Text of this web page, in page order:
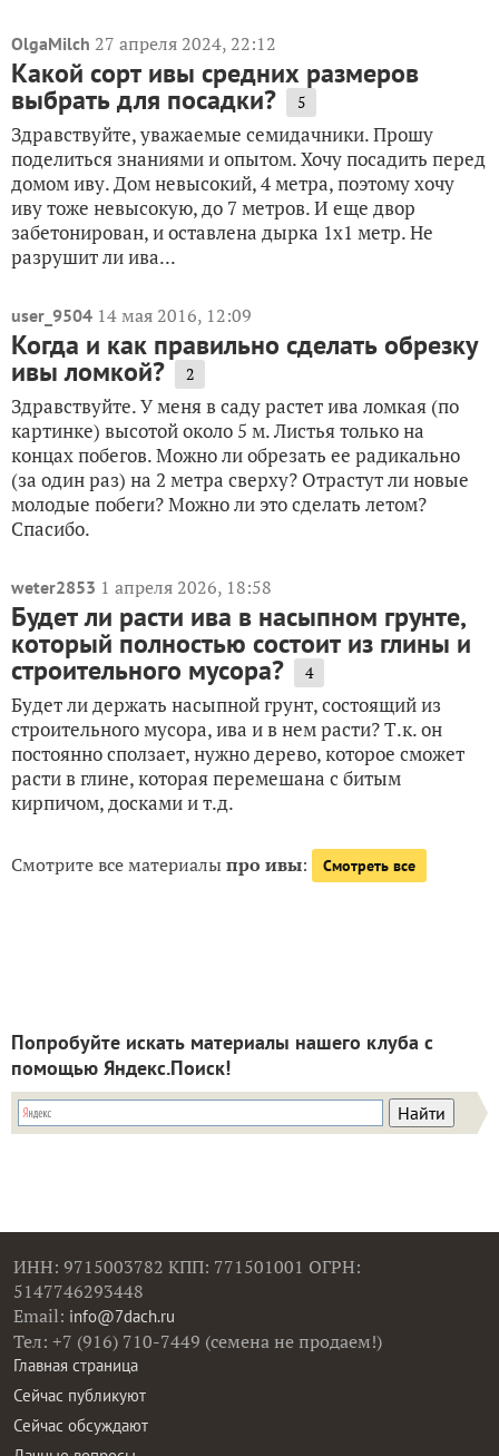
OlgaMilch 27 апреля 2024, 22:12
Какой сорт ивы средних размеров
выбрать для посадки? 5
Здравствуйте, уважаемые семидачники. Прошу
поделиться знаниями и опытом. Хочу посадить перед
домом иву. Дом невысокий, 4 метра, поэтому хочу
иву тоже невысокую, до 7 метров. И еще двор
забетонирован, и оставлена дырка 1х1 метр. Не
разрушит ли ива...
user_9504 14 мая 2016, 12:09
Когда и как правильно сделать обрезку
ивы ломкой? 2
Здравствуйте. У меня в саду растет ива ломкая (по
картинке) высотой около 5 м. Листья только на
концах побегов. Можно ли обрезать ее радикально
(за один раз) на 2 метра сверху? Отрастут ли новые
молодые побеги? Можно ли это сделать летом?
Спасибо.
weter2853 1 апреля 2026, 18:58
Будет ли расти ива в насыпном грунте,
который полностью состоит из глины и
строительного мусора? 4
Будет ли держать насыпной грунт, состоящий из
строительного мусора, ива и в нем расти? Т.к. он
постоянно сползает, нужно дерево, которое сможет
расти в глине, которая перемешана с битым
кирпичом, досками и т.д.
Смотрите все материалыпро ивы: Смотреть все
Попробуйте искать материалы нашего клуба с
помощью Яндекс.Поиск!
ИНН: 9715003782 КПП: 771501001 ОГРН:
5147746293448
Email: info@7dach.ru
Тел: +7 (916) 710-7449 (семена не продаем!)
Главная страница
Сейчас публикуют
Сейчас обсуждают